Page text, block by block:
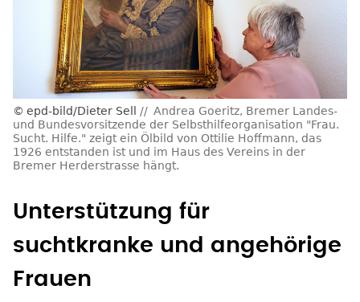
epd-bild/Dieter Sell
Andrea Goeritz, Bremer Landes-
und Bundesvorsitzende der Selbsthilfeorganisation "Frau.
Sucht. Hilfe." zeigt ein Ölbild von Ottilie Hoffmann, das
1926 entstanden ist und im Haus des Vereins in der
Bremer Herderstrasse hängt.
Unterstützung für
suchtkranke und angehörige
Frauen